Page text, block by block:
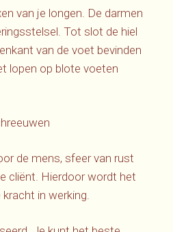
van je longen. De darmen
Tot slot de hiel
van de voet bevinden
lopen op blote voeten
de mens, sfeer van rust
cliënt. Hierdoor wordt het
in werking.